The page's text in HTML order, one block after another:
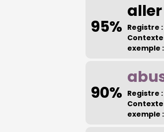
95% Registre :
Contexte
exemple :
90% Registre :
Contexte
exemple :